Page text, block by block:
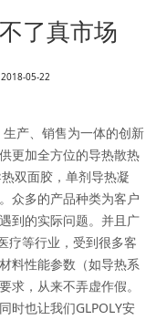
了真市场
05-22
产、销售为一体的创新
更加全方位的导热散热
热双面胶，单剂导热凝
众多的产品种类为客户
到的实际问题。并且广
疗等行业，受到很多客
料性能参数（如导热系
求，从来不弄虚作假。
时也让我们GLPOLY安